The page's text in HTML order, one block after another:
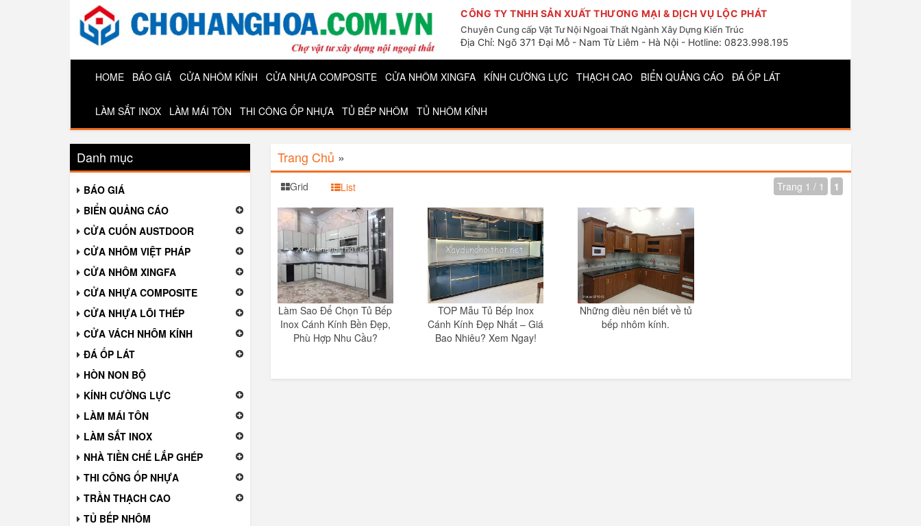
CÔNG TY TNHH SẢN XUẤT THƯƠNG MẠI & DỊCH VỤ LỘC PHÁT
Chuyên Cung cấp Vật Tư Nội Ngoai Thất Ngành Xây Dựng Kiến Trúc
Địa Chỉ: Ngõ 371 Đại Mỗ - Nam Từ Liêm - Hà Nội - Hotline: 0823.998.195
HOME BÁO GIÁ CỬA NHÔM KÍNH CỬA NHỰA COMPOSITE CỬA NHÔM XINGFA KÍNH CƯỜNG LỰC THẠCH CAO BIỂN QUẢNG CÁO ĐÁ ỐP LÁT
LÀM SẮT INOX LÀM MÁI TÔN THI CÔNG ỐP NHỰA TỦ BẾP NHÔM TỦ NHÔM KÍNH
Danh mục
BÁO GIÁ
BIỂN QUẢNG CÁO
CỬA CUỐN AUSTDOOR
CỬA NHÔM VIỆT PHÁP
CỬA NHÔM XINGFA
CỬA NHỰA COMPOSITE
CỬA NHỰA LÕI THÉP
CỬA VÁCH NHÔM KÍNH
ĐÁ ỐP LÁT
HÒN NON BỘ
KÍNH CƯỜNG LỰC
LÀM MÁI TÔN
LÀM SẮT INOX
NHÀ TIỀN CHẾ LẮP GHÉP
THI CÔNG ỐP NHỰA
TRẦN THẠCH CAO
TỦ BẾP NHÔM
Trang Chủ »
Grid List Trang 1 / 1 1
Làm Sao Để Chọn Tủ Bếp
Inox Cánh Kính Bền Đẹp,
Phù Hợp Nhu Cầu?
TOP Mẫu Tủ Bếp Inox
Cánh Kính Đẹp Nhất – Giá
Bao Nhiêu? Xem Ngay!
Những điều nên biết về tủ
bếp nhôm kính.